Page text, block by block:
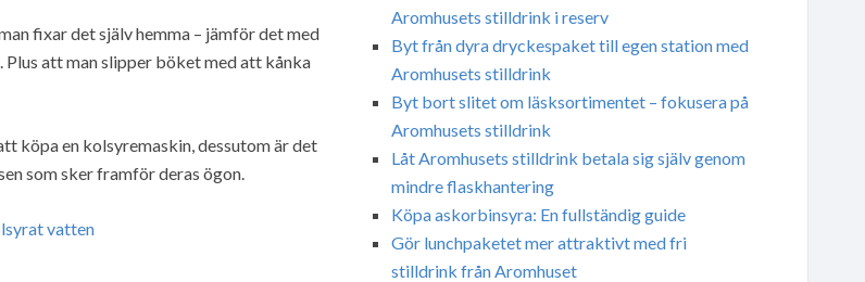
fixar det själv hemma – jämför det med
att man slipper böket med att kånka
köpa en kolsyremaskin, dessutom är det
som sker framför deras ögon.
Aromhusets stilldrink i reserv
Byt från dyra dryckespaket till egen station med
Aromhusets stilldrink
Byt bort slitet om läsksortimentet – fokusera på
Aromhusets stilldrink
Låt Aromhusets stilldrink betala sig själv genom
mindre flaskhantering
Köpa askorbinsyra: En fullständig guide
Gör lunchpaketet mer attraktivt med fri
stilldrink från Aromhuset